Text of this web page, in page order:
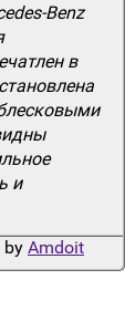
Benz
в
и
by Amdoit